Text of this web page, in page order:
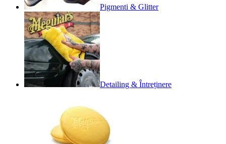
Pigmenti & Glitter
Detailing & Întreținere